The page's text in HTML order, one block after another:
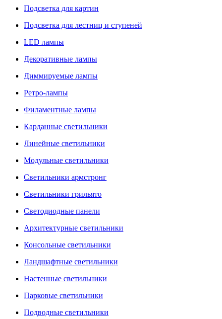
Подсветка для картин
Подсветка для лестниц и ступеней
LED лампы
Декоративные лампы
Диммируемые лампы
Ретро-лампы
Филаментные лампы
Карданные светильники
Линейные светильники
Модульные светильники
Светильники армстронг
Светильники грильято
Светодиодные панели
Архитектурные светильники
Консольные светильники
Ландшафтные светильники
Настенные светильники
Парковые светильники
Подводные светильники